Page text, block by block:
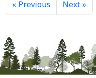
« Previous Next »